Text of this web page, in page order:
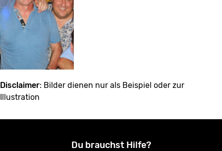
Disclaimer: Bilder dienen nur als Beispiel oder zur
Illustration
Du brauchst Hilfe?